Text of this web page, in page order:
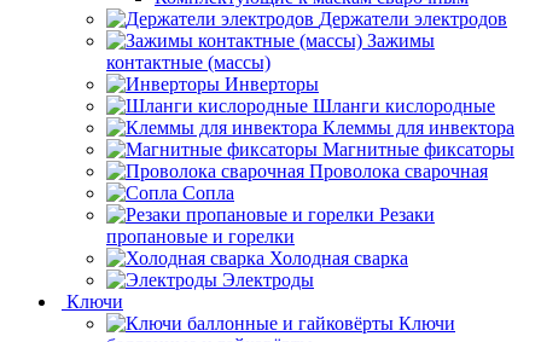
Держатели электродов
Зажимы
контактные (массы)
Инверторы
Шланги кислородные
Клеммы для инвектора
Магнитные фиксаторы
Проволока сварочная
Сопла
Резаки
пропановые и горелки
Холодная сварка
Электроды
Ключи
Ключи